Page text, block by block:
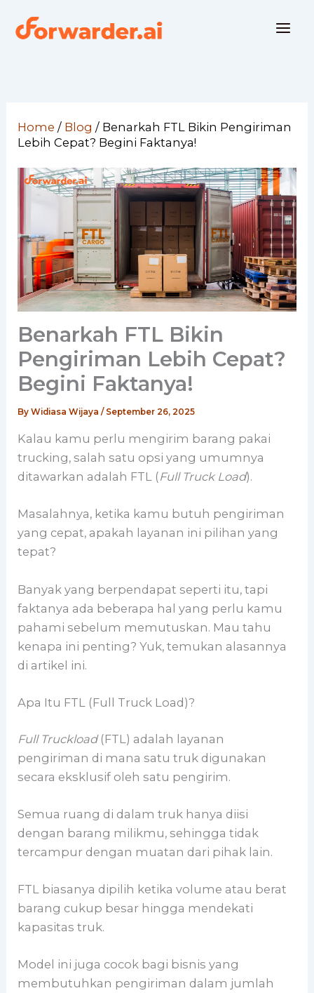
Home / Blog / Benarkah FTL Bikin Pengiriman
Lebih Cepat? Begini Faktanya!
Benarkah FTL Bikin
Pengiriman Lebih Cepat?
Begini Faktanya!
ByWidiasa Wijaya/ September 26, 2025
Kalau kamu perlu mengirim barang pakai
trucking, salah satu opsi yang umumnya
ditawarkan adalah FTL (Full Truck Load).
Masalahnya, ketika kamu butuh pengiriman
yang cepat, apakah layanan ini pilihan yang
tepat?
Banyak yang berpendapat seperti itu, tapi
faktanya ada beberapa hal yang perlu kamu
pahami sebelum memutuskan. Mau tahu
kenapa ini penting? Yuk, temukan alasannya
di artikel ini.
Apa Itu FTL (Full Truck Load)?
Full Truckload(FTL) adalah layanan
pengiriman di mana satu truk digunakan
secara eksklusif oleh satu pengirim.
Semua ruang di dalam truk hanya diisi
dengan barang milikmu, sehingga tidak
tercampur dengan muatan dari pihak lain.
FTL biasanya dipilih ketika volume atau berat
barang cukup besar hingga mendekati
kapasitas truk.
Model ini juga cocok bagi bisnis yang
membutuhkan pengiriman dalam jumlah